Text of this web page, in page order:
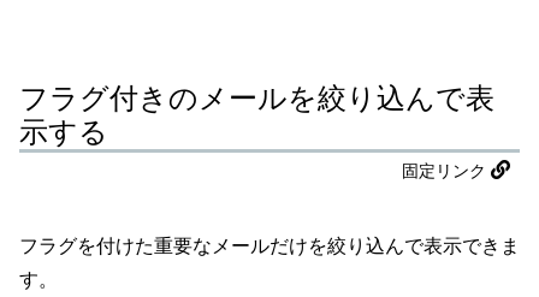
フラグ付きのメールを絞り込んで表
示する
固定リンク
フラグを付けた重要なメールだけを絞り込んで表示できま
す。